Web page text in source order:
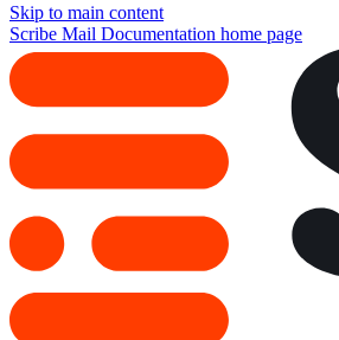
Skip to main content
Scribe Mail Documentation home page